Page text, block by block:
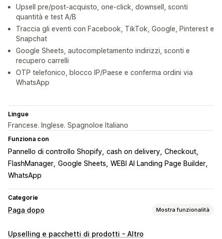
Upsell pre/post-acquisto, one-click, downsell, sconti
quantità e test A/B
Traccia gli eventi con Facebook, TikTok, Google, Pinterest e
Snapchat
Google Sheets, autocompletamento indirizzi, sconti e
recupero carrelli
OTP telefonico, blocco IP/Paese e conferma ordini via
WhatsApp
Lingue
Francese. Inglese. Spagnoloe Italiano
Funziona con
Pannello di controllo Shopify cash on delivery Checkout
FlashManager Google Sheets WEBI AI Landing Page Builder
WhatsApp
Categorie
Paga dopo Mostra funzionalità
Gestione del contrassegno
Upselling e pacchetti di prodotti - Altro